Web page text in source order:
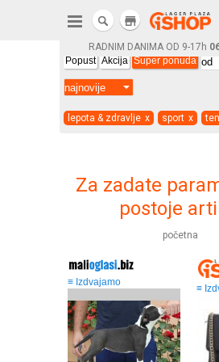
RADNIM DANIMA OD 9-17h
store
Popust Akcija Super ponuda
lepota & zdravlje x sport x
Za zadate
postoje
početna